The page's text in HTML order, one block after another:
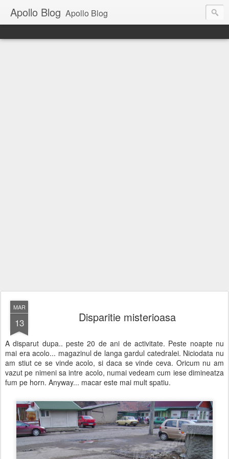
Apollo Blog Apollo Blog
MAR
13 Disparitie misterioasa
A disparut dupa.. peste 20 de ani de activitate. Peste noapte nu
mai era acolo... magazinul de langa gardul catedralei. Niciodata nu
am stiut ce se vinde acolo, si daca se vinde ceva. Oricum nu am
vazut pe nimeni sa intre acolo, numai vedeam cum iese dimineatza
fum pe horn. Anyway... macar este mai mult spatiu.